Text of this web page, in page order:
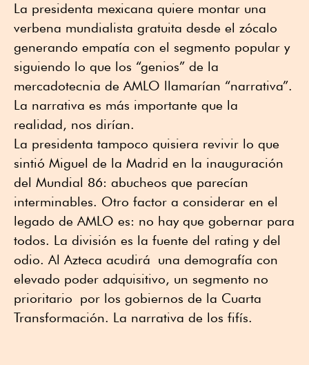
La presidenta mexicana quiere montar una
verbena mundialista gratuita desde el zócalo
generando empatía con el segmento popular y
siguiendo lo que los “genios” de la
mercadotecnia de AMLO llamarían “narrativa”.
La narrativa es más importante que la
realidad, nos dirían.
La presidenta tampoco quisiera revivir lo que
sintió Miguel de la Madrid en la inauguración
del Mundial 86: abucheos que parecían
interminables. Otro factor a considerar en el
legado de AMLO es: no hay que gobernar para
todos. La división es la fuente del rating y del
odio. Al Azteca acudirá una demografía con
elevado poder adquisitivo, un segmento no
prioritario por los gobiernos de la Cuarta
Transformación. La narrativa de los fifís.